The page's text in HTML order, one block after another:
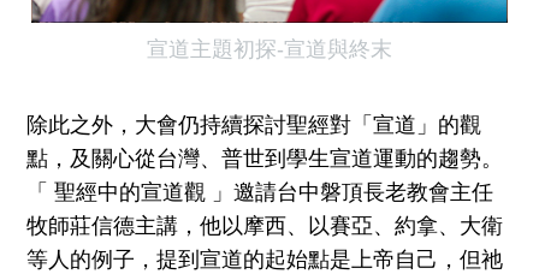
宣道主題初探-宣道與終末
除此之外，大會仍持續探討聖經對「宣道」的觀
點，及關心從台灣、普世到學生宣道運動的趨勢。
「 聖經中的宣道觀 」邀請台中磐頂長老教會主任
牧師莊信德主講，他以摩西、以賽亞、約拿、大衛
等人的例子，提到宣道的起始點是上帝自己，但祂